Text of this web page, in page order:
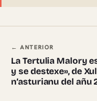
Navegación
← ANTERIOR
La Tertulia Malory
y se destexe», de
n’asturianu del añu